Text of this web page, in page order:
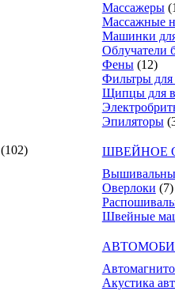
(102)
Массажеры
Массажные
Машинки
Облучатели
Фены (12)
Фильтры
Щипцы для
Эпиляторы
ШВЕЙНОЕ
Оверлоки (7)
Швейные
Акустика